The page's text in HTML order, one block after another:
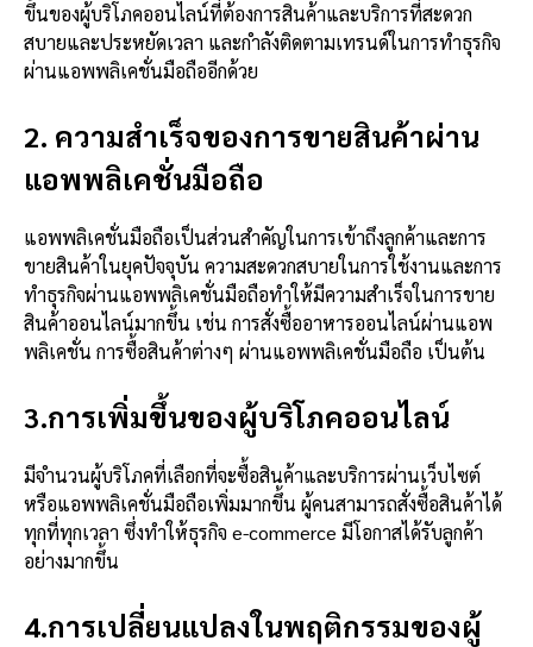
ขึ้นของผู้บริโภคออนไลน์ที่ต้องการสินค้าและบริการที่สะดวก
สบายและประหยัดเวลา และกำลังติดตามเทรนด์ในการทำธุรกิจ
ผ่านแอพพลิเคชั่นมือถืออีกด้วย
2. ความสำเร็จของการขายสินค้าผ่าน
แอพพลิเคชั่นมือถือ
แอพพลิเคชั่นมือถือเป็นส่วนสำคัญในการเข้าถึงลูกค้าและการ
ขายสินค้าในยุคปัจจุบัน ความสะดวกสบายในการใช้งานและการ
ทำธุรกิจผ่านแอพพลิเคชั่นมือถือทำให้มีความสำเร็จในการขาย
สินค้าออนไลน์มากขึ้น เช่น การสั่งซื้ออาหารออนไลน์ผ่านแอพ
พลิเคชั่น การซื้อสินค้าต่างๆ ผ่านแอพพลิเคชั่นมือถือ เป็นต้น
3.การเพิ่มขึ้นของผู้บริโภคออนไลน์
มีจำนวนผู้บริโภคที่เลือกที่จะซื้อสินค้าและบริการผ่านเว็บไซต์
หรือแอพพลิเคชั่นมือถือเพิ่มมากขึ้น ผู้คนสามารถสั่งซื้อสินค้าได้
ทุกที่ทุกเวลา ซึ่งทำให้ธุรกิจ e-commerce มีโอกาสได้รับลูกค้า
อย่างมากขึ้น
4.การเปลี่ยนแปลงในพฤติกรรมของผู้